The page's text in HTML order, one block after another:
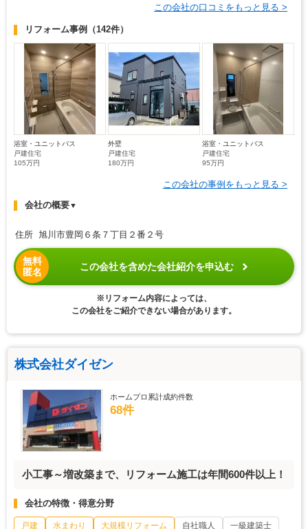
この会社の口コミをもっと見る >
リフォーム事例 （142件）
浴室・ユニットバス
戸建住宅
105万円
外壁
戸建住宅
180万円
浴室・ユニットバス
戸建住宅
95万円
この会社の事例をもっと見る >
会社の概要▼
住所 旭川市豊岡６条７丁目２番２号
無料
匿名
この会社を含めた会社紹介を申込む
※リフォーム内容によっては、
この会社をご紹介できない場合があります。
株式会社ダイゼン
ホームプロ累計成約件数
68件
小工事～増改築まで、リフォーム施工は年間600件以上！
会社の特徴・得意分野
戸建 水まわり 大規模リフォーム 自社職人 一級建築士